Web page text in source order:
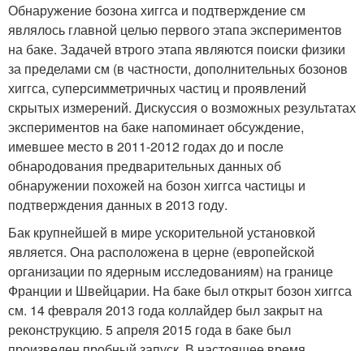
Обнаружение бозона хиггса и подтверждение см
являлось главной целью первого этапа экспериментов
на баке. Задачей втрого этапа являются поиски физики
за пределами см (в частности, дополнительных бозонов
хиггса, суперсимметричных частиц и проявлений
скрытых измерений. Дискуссия о возможных результатах
экспериментов на баке напоминает обсуждение,
имевшее место в 2011-2012 годах до и после
обнародования предварительных данных об
обнаружении похожей на бозон хиггса частицы и
подтверждения данных в 2013 году.
Бак крупнейшей в мире ускорительной установкой
является. Она расположена в церне (европейской
организации по ядерным исследованиям) на границе
Франции и Швейцарии. На баке был открыт бозон хиггса
см. 14 февраля 2013 года коллайдер был закрыт на
реконструкцию. 5 апреля 2015 года в баке был